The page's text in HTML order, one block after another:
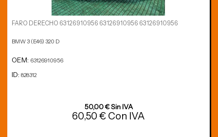
FARO DERECHO 63126910956 63126910956 63126910956
BMW 3 (E46) 320 D
OEM: 63126910956
ID: 828312
50,00 € Sin IVA
60,50 € Con IVA